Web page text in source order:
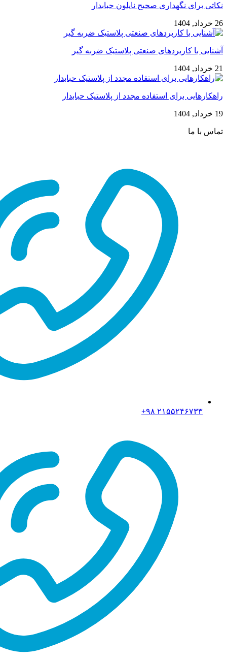
نکاتی برای نگهداری صحیح نایلون حبابدار
26 خرداد, 1404
آشنایی با کاربردهای صنعتی پلاستیک ضربه گیر
21 خرداد, 1404
راهکارهایی برای استفاده مجدد از پلاستیک حبابدار
19 خرداد, 1404
تماس با ما
۲۱۵۵۲۴۶۷۳۳ ۹۸+